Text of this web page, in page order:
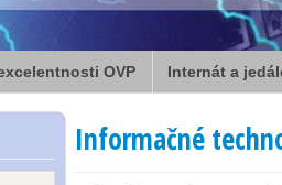
OVP Internát a
Informačné